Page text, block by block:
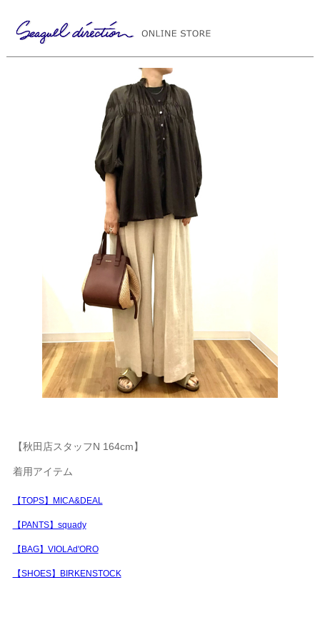
【秋田店スタッフN 164cm】
着用アイテム
【TOPS】MICA&DEAL
【PANTS】squady
【BAG】VIOLAd'ORO
【SHOES】BIRKENSTOCK